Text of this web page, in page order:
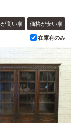
高い順
価格が安い順
在庫有のみ